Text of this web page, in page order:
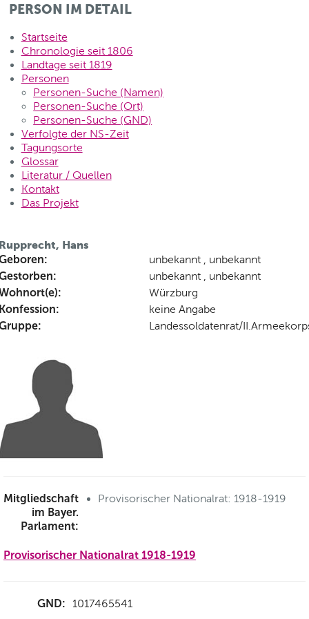
PERSON IM DETAIL
Startseite
Chronologie seit 1806
Landtage seit 1819
Personen
Personen-Suche (Namen)
Personen-Suche (Ort)
Personen-Suche (GND)
Verfolgte der NS-Zeit
Tagungsorte
Glossar
Literatur / Quellen
Kontakt
Das Projekt
Hans
unbekannt , unbekannt
unbekannt , unbekannt
Würzburg
keine Angabe
Landessoldatenrat/
Mitgliedschaft
im Bayer.
Parlament:
Provisorischer Nationalrat: 1918-1919
Provisorischer Nationalrat 1918-1919
GND: 1017465541